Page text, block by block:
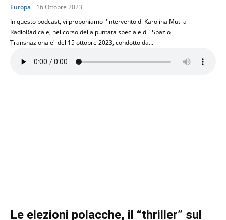
Europa
16 Ottobre 2023
In questo podcast, vi proponiamo l'intervento di Karolina Muti a
RadioRadicale, nel corso della puntata speciale di "Spazio
Transnazionale" del 15 ottobre 2023, condotto da...
Le elezioni polacche, il “thriller” sul